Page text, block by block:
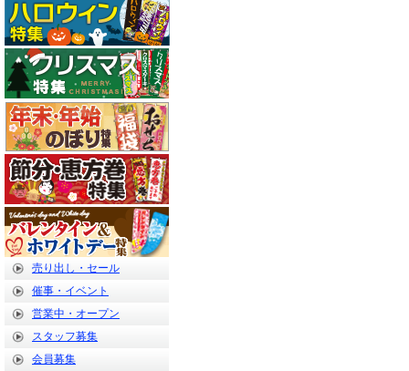
売り出し・セール
催事・イベント
営業中・オープン
スタッフ募集
会員募集